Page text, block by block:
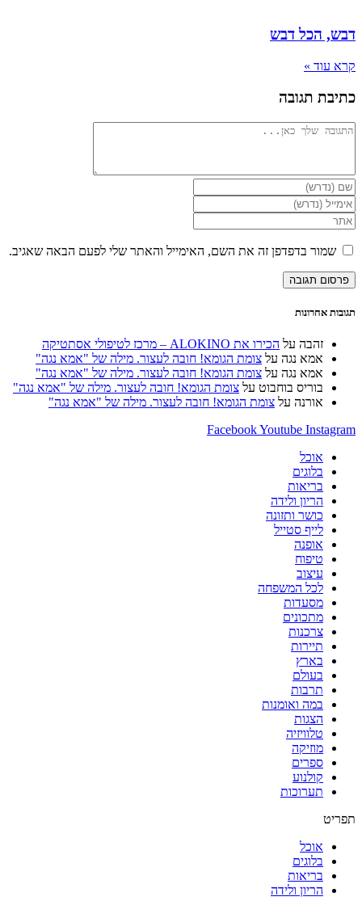
דבש, הכל דבש
קרא עוד »
כתיבת תגובה
להגיב
הזן
את
השם
שלך
או
שם
משתמש
כדי
הזן
את
כתובת
דואר
האלקטרוני
שלך
כדי
הזן
את
כתובת
האינטרנט
שלך
שמור בדפדפן זה את השם, האימייל והאתר שלי לפעם הבאה שאגיב.
תגובות אחרונות
זהבה על הכירו את ALOKINO – מרכז לטיפולי אסתטיקה
אמא נגה על צומת הגומא! חובה לעצור. מילה של "אמא נגה"
אמא נגה על צומת הגומא! חובה לעצור. מילה של "אמא נגה"
בוריס בוחבוט על צומת הגומא! חובה לעצור. מילה של "אמא נגה"
אורנה על צומת הגומא! חובה לעצור. מילה של "אמא נגה"
FacebookYoutube Instagram
אוכל
בלוגים
בריאות
הריון ולידה
כושר ותזונה
לייף סטייל
אופנה
טיפוח
עיצוב
לכל המשפחה
מסעדות
מתכונים
צרכנות
תיירות
בארץ
בעולם
תרבות
במה ואומנות
הצגות
טלוויזיה
מוזיקה
ספרים
קולנוע
תערוכות
תפריט
אוכל
בלוגים
בריאות
הריון ולידה